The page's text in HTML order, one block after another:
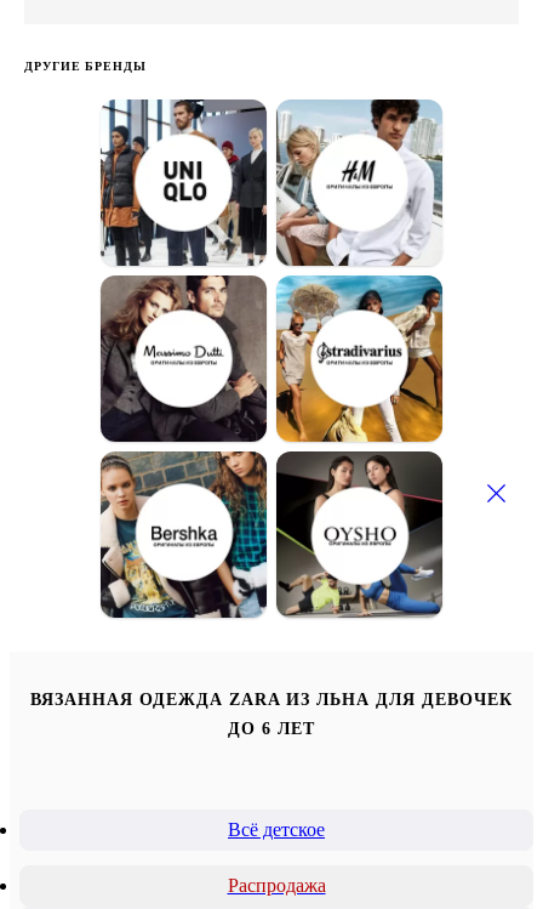
ДРУГИЕ БРЕНДЫ
ВЯЗАННАЯ ОДЕЖДА ZARA ИЗ ЛЬНА ДЛЯ ДЕВОЧЕК
ДО 6 ЛЕТ
Всё детское
Распродажа